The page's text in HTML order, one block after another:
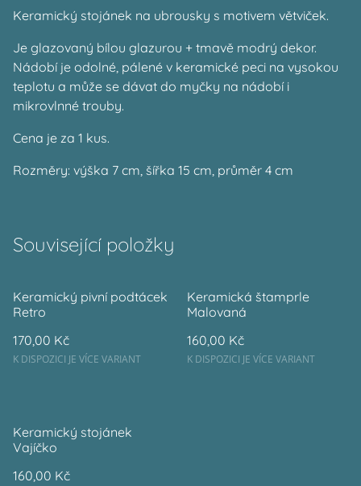
Keramický stojánek na ubrousky s motivem větviček.
Je glazovaný bílou glazurou + tmavě modrý dekor.
Nádobí je odolné, pálené v keramické peci na vysokou
teplotu a může se dávat do myčky na nádobí i
mikrovlnné trouby.
Cena je za 1 kus.
Rozměry: výška 7 cm, šířka 15 cm, průměr 4 cm
Související položky
Keramický pivní podtácek
Retro
170,00 Kč
K DISPOZICI JE VÍCE VARIANT
Keramická štamprle
Malovaná
160,00 Kč
K DISPOZICI JE VÍCE VARIANT
Keramický stojánek
Vajíčko
160,00 Kč